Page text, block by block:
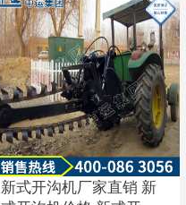
新式开沟机厂家直销 新